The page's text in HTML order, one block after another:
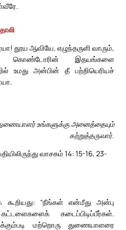
தூய ஆவியே, எழுந்தருளி வாரும்,
கொண்டோரின் இதயங்களை
உமது அன்பின் தீ பற்றியெரியச்
உங்களுக்கு அனைத்தையும்
கற்றுத்தருவார்.
வாசகம் 14: 15-16, 23-
கூறியது: “நீங்கள் என்மீது அன்பு
கடைப்பிடிப்பீர்கள்.
மற்றொரு துணையாளரை